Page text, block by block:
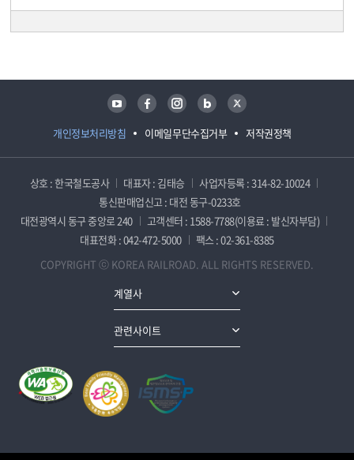
개인정보처리방침 이메일무단수집거부 저작권정책
유튜브 페이스북 인스타그램 블로그 트위터
상호 : 한국철도공사 대표자 : 김태승
사업자등록 : 314-82-10024
통신판매업신고 : 대전 동구-0233호
대전광역시 동구 중앙로 240
고객센터 : 1588-7788(이용료 : 발신자부담)
대표전화 : 042-472-5000
팩스 : 02-361-8385
COPYRIGHT ⓒ KOREA RAILROAD. ALL RIGHTS RESERVED.
계열사
관련사이트